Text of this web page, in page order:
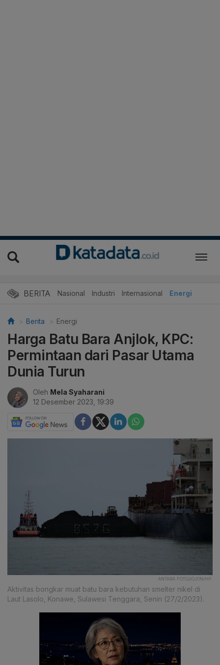
BERITA Nasional Industri Internasional Energi
Berita Energi
Harga Batu Bara Anjlok, KPC:
Permintaan dari Pasar Utama
Dunia Turun
Oleh Mela Syaharani
12 Desember 2023, 19:39
ANTARA FOTO/JOJON/HP.
Aktivitas bongkar muat batu bara kebutuhan smelter nikel di
Laut Lasolo, Konawe, Sulawesi Tenggara, Senin (27/2/2023).